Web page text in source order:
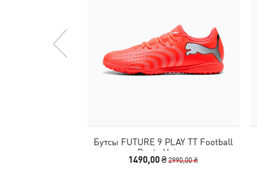
Бутсы FUTURE 9 PLAY TT Football
Boots Unisex
1490,00 ₴2990,00 ₴